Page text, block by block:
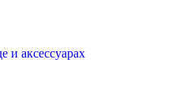
и аксессуарах